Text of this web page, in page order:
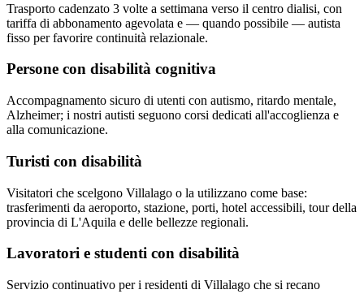
Trasporto cadenzato 3 volte a settimana verso il centro dialisi, con
tariffa di abbonamento agevolata e — quando possibile — autista
fisso per favorire continuità relazionale.
Persone con disabilità cognitiva
Accompagnamento sicuro di utenti con autismo, ritardo mentale,
Alzheimer; i nostri autisti seguono corsi dedicati all'accoglienza e
alla comunicazione.
Turisti con disabilità
Visitatori che scelgono Villalago o la utilizzano come base:
trasferimenti da aeroporto, stazione, porti, hotel accessibili, tour della
provincia di L'Aquila e delle bellezze regionali.
Lavoratori e studenti con disabilità
Servizio continuativo per i residenti di Villalago che si recano